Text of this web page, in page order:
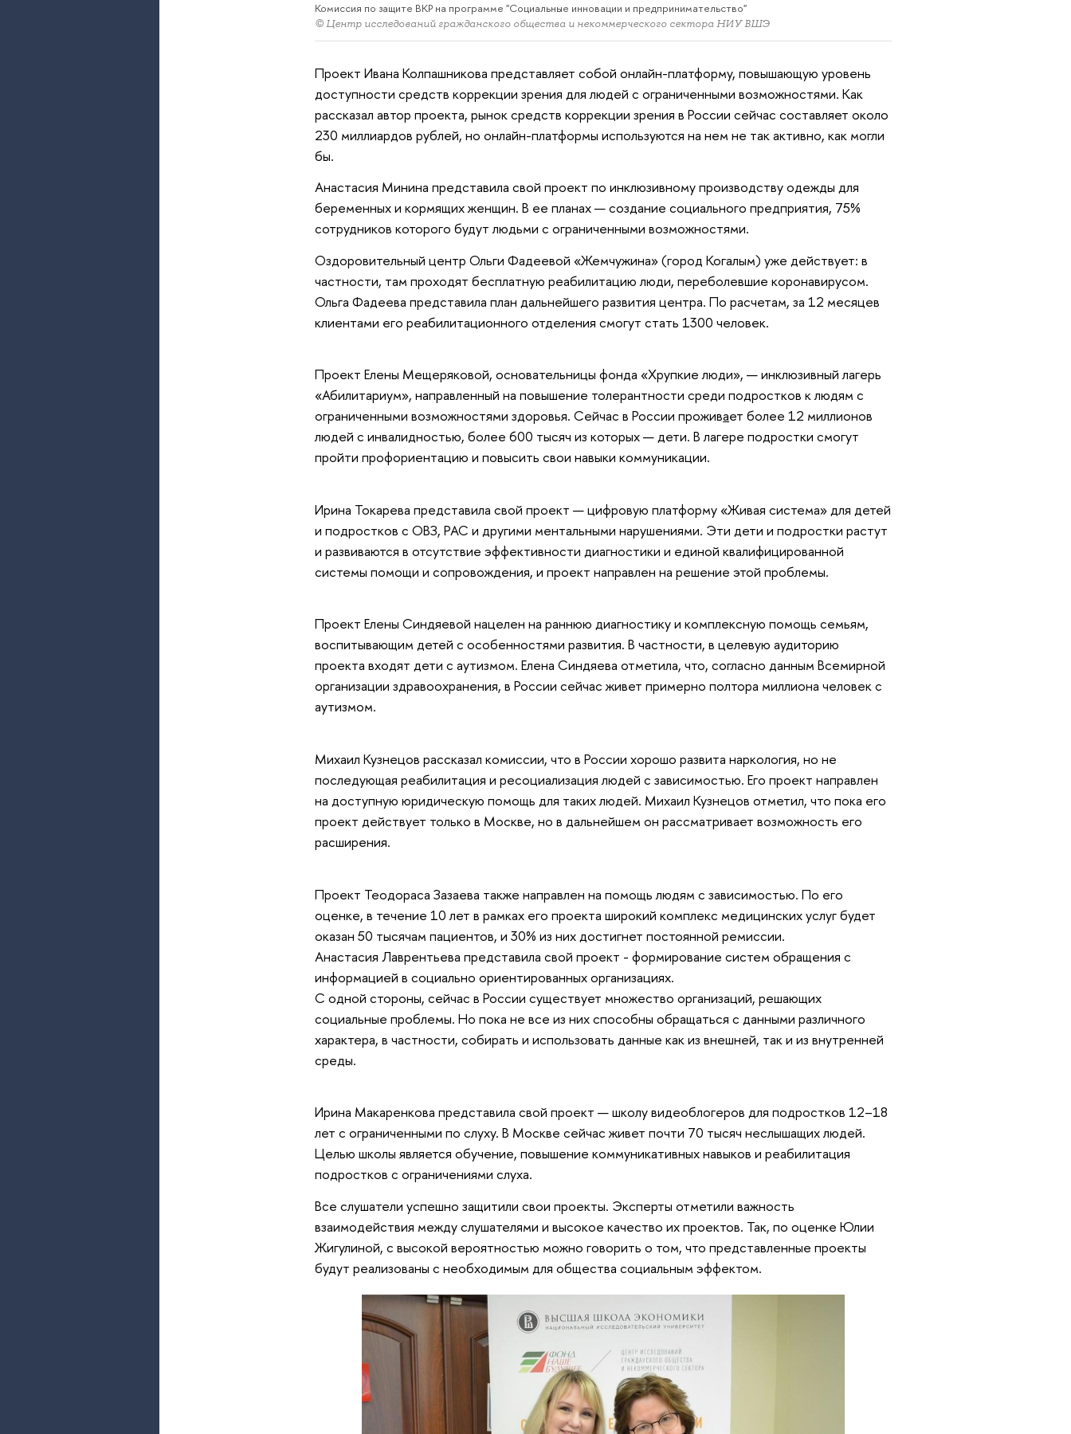
Комиссия по защите ВКР на программе "Социальные инновации и предпринимательство"
© Центр исследований гражданского общества и некоммерческого сектора НИУ ВШЭ
Проект Ивана Колпашникова представляет собой онлайн-платформу, повышающую уровень
доступности средств коррекции зрения для людей с ограниченными возможностями. Как
рассказал автор проекта, рынок средств коррекции зрения в России сейчас составляет около
230 миллиардов рублей, но онлайн-платформы используются на нем не так активно, как могли
бы.
Анастасия Минина представила свой проект по инклюзивному производству одежды для
беременных и кормящих женщин. В ее планах — создание социального предприятия, 75%
сотрудников которого будут людьми с ограниченными возможностями.
Оздоровительный центр Ольги Фадеевой «Жемчужина» (город Когалым) уже действует: в
частности, там проходят бесплатную реабилитацию люди, переболевшие коронавирусом.
Ольга Фадеева представила план дальнейшего развития центра. По расчетам, за 12 месяцев
клиентами его реабилитационного отделения смогут стать 1300 человек.
Проект Елены Мещеряковой, основательницы фонда «Хрупкие люди», — инклюзивный лагерь
«Абилитариум», направленный на повышение толерантности среди подростков к людям с
ограниченными возможностями здоровья. Сейчас в России проживает более 12 миллионов
людей с инвалидностью, более 600 тысяч из которых — дети. В лагере подростки смогут
пройти профориентацию и повысить свои навыки коммуникации.
Ирина Токарева представила свой проект — цифровую платформу «Живая система» для детей
и подростков с ОВЗ, РАС и другими ментальными нарушениями. Эти дети и подростки растут
и развиваются в отсутствие эффективности диагностики и единой квалифицированной
системы помощи и сопровождения, и проект направлен на решение этой проблемы.
Проект Елены Синдяевой нацелен на раннюю диагностику и комплексную помощь семьям,
воспитывающим детей с особенностями развития. В частности, в целевую аудиторию
проекта входят дети с аутизмом. Елена Синдяева отметила, что, согласно данным Всемирной
организации здравоохранения, в России сейчас живет примерно полтора миллиона человек с
аутизмом.
Михаил Кузнецов рассказал комиссии, что в России хорошо развита наркология, но не
последующая реабилитация и ресоциализация людей с зависимостью. Его проект направлен
на доступную юридическую помощь для таких людей. Михаил Кузнецов отметил, что пока его
проект действует только в Москве, но в дальнейшем он рассматривает возможность его
расширения.
Проект Теодораса Зазаева также направлен на помощь людям с зависимостью. По его
оценке, в течение 10 лет в рамках его проекта широкий комплекс медицинских услуг будет
оказан 50 тысячам пациентов, и 30% из них достигнет постоянной ремиссии.
Анастасия Лаврентьева представила свой проект - формирование систем обращения с
информацией в социально ориентированных организациях.
С одной стороны, сейчас в России существует множество организаций, решающих
социальные проблемы. Но пока не все из них способны обращаться с данными различного
характера, в частности, собирать и использовать данные как из внешней, так и из внутренней
среды.
Ирина Макаренкова представила свой проект — школу видеоблогеров для подростков 12–18
лет с ограниченными по слуху. В Москве сейчас живет почти 70 тысяч неслышащих людей.
Целью школы является обучение, повышение коммуникативных навыков и реабилитация
подростков с ограничениями слуха.
Все слушатели успешно защитили свои проекты. Эксперты отметили важность
взаимодействия между слушателями и высокое качество их проектов. Так, по оценке Юлии
Жигулиной, с высокой вероятностью можно говорить о том, что представленные проекты
будут реализованы с необходимым для общества социальным эффектом.